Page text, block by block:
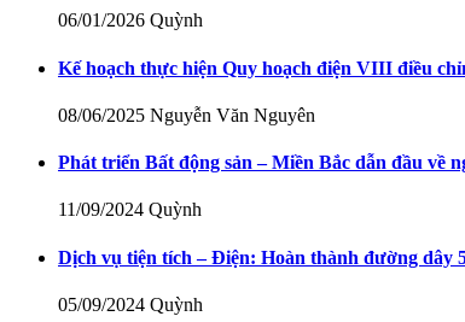
06/01/2026 Quỳnh
Kế hoạch thực hiện Quy hoạch điện VIII điều
08/06/2025 Nguyễn Văn Nguyên
Phát triển Bất động sản – Miền Bắc dẫn đầu về
11/09/2024 Quỳnh
Dịch vụ tiện tích – Điện: Hoàn thành đường dây
05/09/2024 Quỳnh